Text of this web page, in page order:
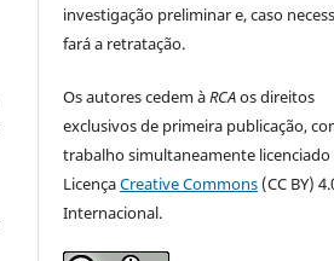
investigação preliminar e, caso
fará a retratação.
Os autores cedem àRCAos direitos
exclusivos de primeira publicação,
trabalho simultaneamente licenciado
LicençaCreative Commons (CC BY)
Internacional.